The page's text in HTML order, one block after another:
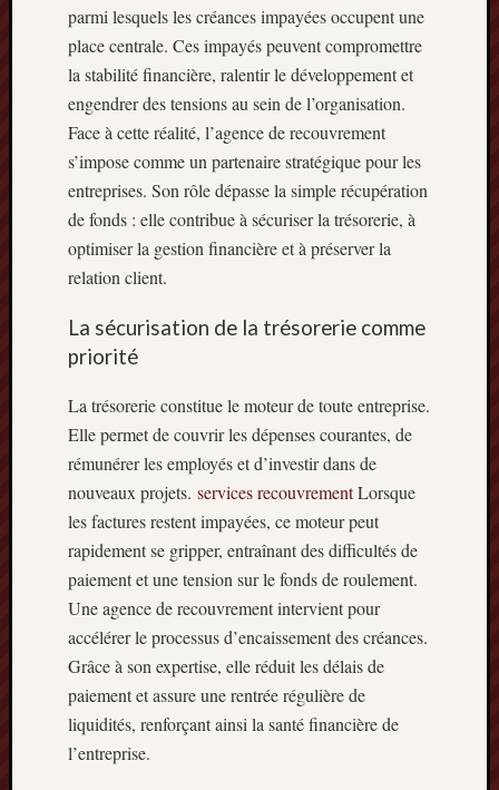
parmi lesquels les créances impayées occupent une
place centrale. Ces impayés peuvent compromettre
la stabilité financière, ralentir le développement et
engendrer des tensions au sein de l’organisation.
Face à cette réalité, l’agence de recouvrement
s’impose comme un partenaire stratégique pour les
entreprises. Son rôle dépasse la simple récupération
de fonds : elle contribue à sécuriser la trésorerie, à
optimiser la gestion financière et à préserver la
relation client.
La sécurisation de la trésorerie comme
priorité
La trésorerie constitue le moteur de toute entreprise.
Elle permet de couvrir les dépenses courantes, de
rémunérer les employés et d’investir dans de
nouveaux projets. services recouvrementLorsque
les factures restent impayées, ce moteur peut
rapidement se gripper, entraînant des difficultés de
paiement et une tension sur le fonds de roulement.
Une agence de recouvrement intervient pour
accélérer le processus d’encaissement des créances.
Grâce à son expertise, elle réduit les délais de
paiement et assure une rentrée régulière de
liquidités, renforçant ainsi la santé financière de
l’entreprise.